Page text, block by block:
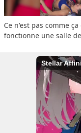
Ce n'est pas comme
fonctionne une salle